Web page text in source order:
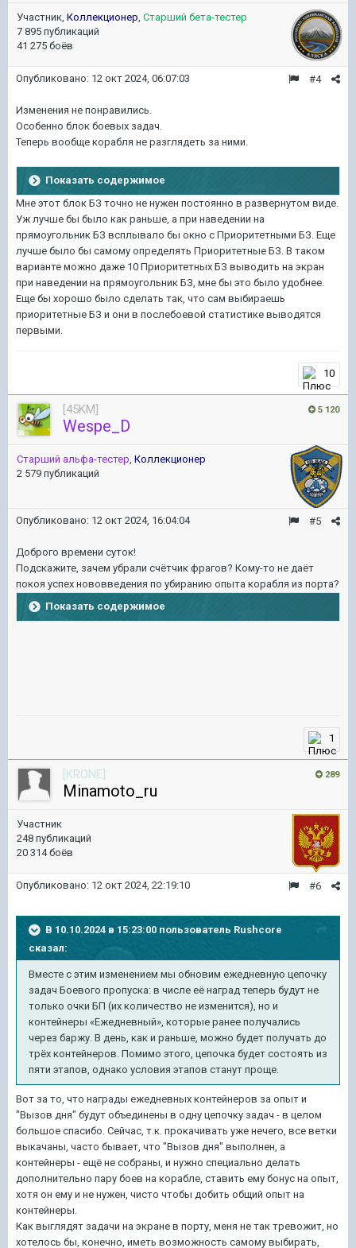
Участник, Коллекционер, Старший бета-тестер
7 895 публикаций
41 275 боёв
#4
Опубликовано: 12 окт 2024, 06:07:03
Изменения не понравились.
Особенно блок боевых задач.
Теперь вообще корабля не разглядеть за ними.
Показать содержимое
Мне этот блок БЗ точно не нужен постоянно в развернутом виде.
Уж лучше бы было как раньше, а при наведении на
прямоугольник БЗ всплывало бы окно с Приоритетными БЗ. Еще
лучше было бы самому определять Приоритетные БЗ. В таком
варианте можно даже 10 Приоритетных БЗ выводить на экран
при наведении на прямоугольник БЗ, мне бы это было удобнее.
Еще бы хорошо было сделать так, что сам выбираешь
приоритетные БЗ и они в послебоевой статистике выводятся
первыми.
10
5 120
[45KM]
Wespe_D
Старший альфа-тестер, Коллекционер
2 579 публикаций
#5
Опубликовано: 12 окт 2024, 16:04:04
Доброго времени суток!
Подскажите, зачем убрали счётчик фрагов? Кому-то не даёт
покоя успех нововведения по убиранию опыта корабля из порта?
Показать содержимое
1
289
[KRONE]
Minamoto_ru
Участник
248 публикаций
20 314 боёв
#6
Опубликовано: 12 окт 2024, 22:19:10
В 10.10.2024 в 15:23:00 пользователь Rushcore
сказал:
Вместе с этим изменением мы обновим ежедневную цепочку
задач Боевого пропуска: в числе её наград теперь будут не
только очки БП (их количество не изменится), но и
контейнеры «Ежедневный», которые ранее получались
через баржу. В день, как и раньше, можно будет получать до
трёх контейнеров. Помимо этого, цепочка будет состоять из
пяти этапов, однако условия этапов станут проще.
Вот за то, что награды ежедневных контейнеров за опыт и
"Вызов дня" будут объединены в одну цепочку задач - в целом
большое спасибо. Сейчас, т.к. прокачивать уже нечего, все ветки
выкачаны, часто бывает, что "Вызов дня" выполнен, а
контейнеры - ещё не собраны, и нужно специально делать
дополнительно пару боев на корабле, ставить ему бонус на опыт,
хотя он ему и не нужен, чисто чтобы добить общий опыт на
контейнеры.
Как выглядят задачи на экране в порту, меня не так тревожит, но
хотелось бы, конечно, иметь возможность самому выбирать,